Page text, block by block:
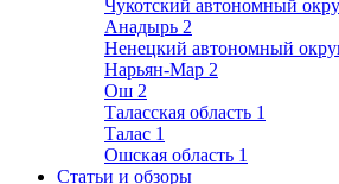
Чукотский автономный
Анадырь 2
Ненецкий автономный
Нарьян-Мар 2
Ош 2
Таласская область 1
Талас 1
Ошская область 1
Статьи и обзоры